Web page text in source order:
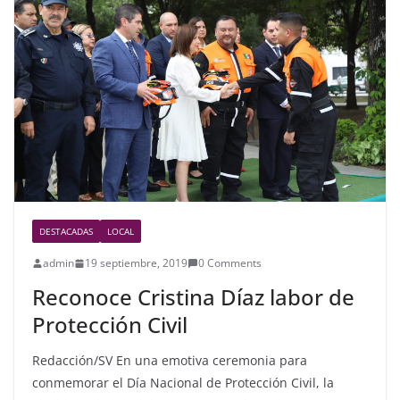
b
o
o
k
DESTACADAS LOCAL
admin 19 septiembre, 2019 0 Comments
Reconoce Cristina Díaz labor de
Protección Civil
Redacción/SV En una emotiva ceremonia para
conmemorar el Día Nacional de Protección Civil, la